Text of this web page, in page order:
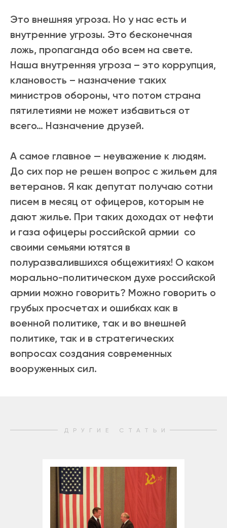
Это внешняя угроза. Но у нас есть и
внутренние угрозы. Это бесконечная
ложь, пропаганда обо всем на свете.
Наша внутренняя угроза – это коррупция,
клановость – назначение таких
министров обороны, что потом страна
пятилетиями не может избавиться от
всего… Назначение друзей.
А самое главное — неуважение к людям.
До сих пор не решен вопрос с жильем для
ветеранов. Я как депутат получаю сотни
писем в месяц от офицеров, которым не
дают жилье. При таких доходах от нефти
и газа офицеры российской армии со
своими семьями ютятся в
полуразвалившихся общежитиях! О каком
морально-политическом духе российской
армии можно говорить? Можно говорить о
грубых просчетах и ошибках как в
военной политике, так и во внешней
политике, так и в стратегических
вопросах создания современных
вооруженных сил.
ДРУГИЕ СТАТЬИ